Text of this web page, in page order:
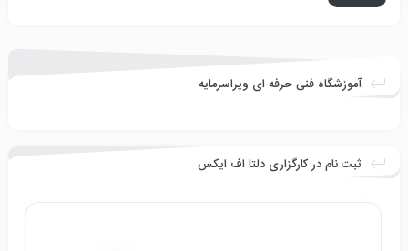
آموزشگاه فنی حرفه ای ویراسرمایه
ثبت نام در کارگزاری دلتا اف ایکس